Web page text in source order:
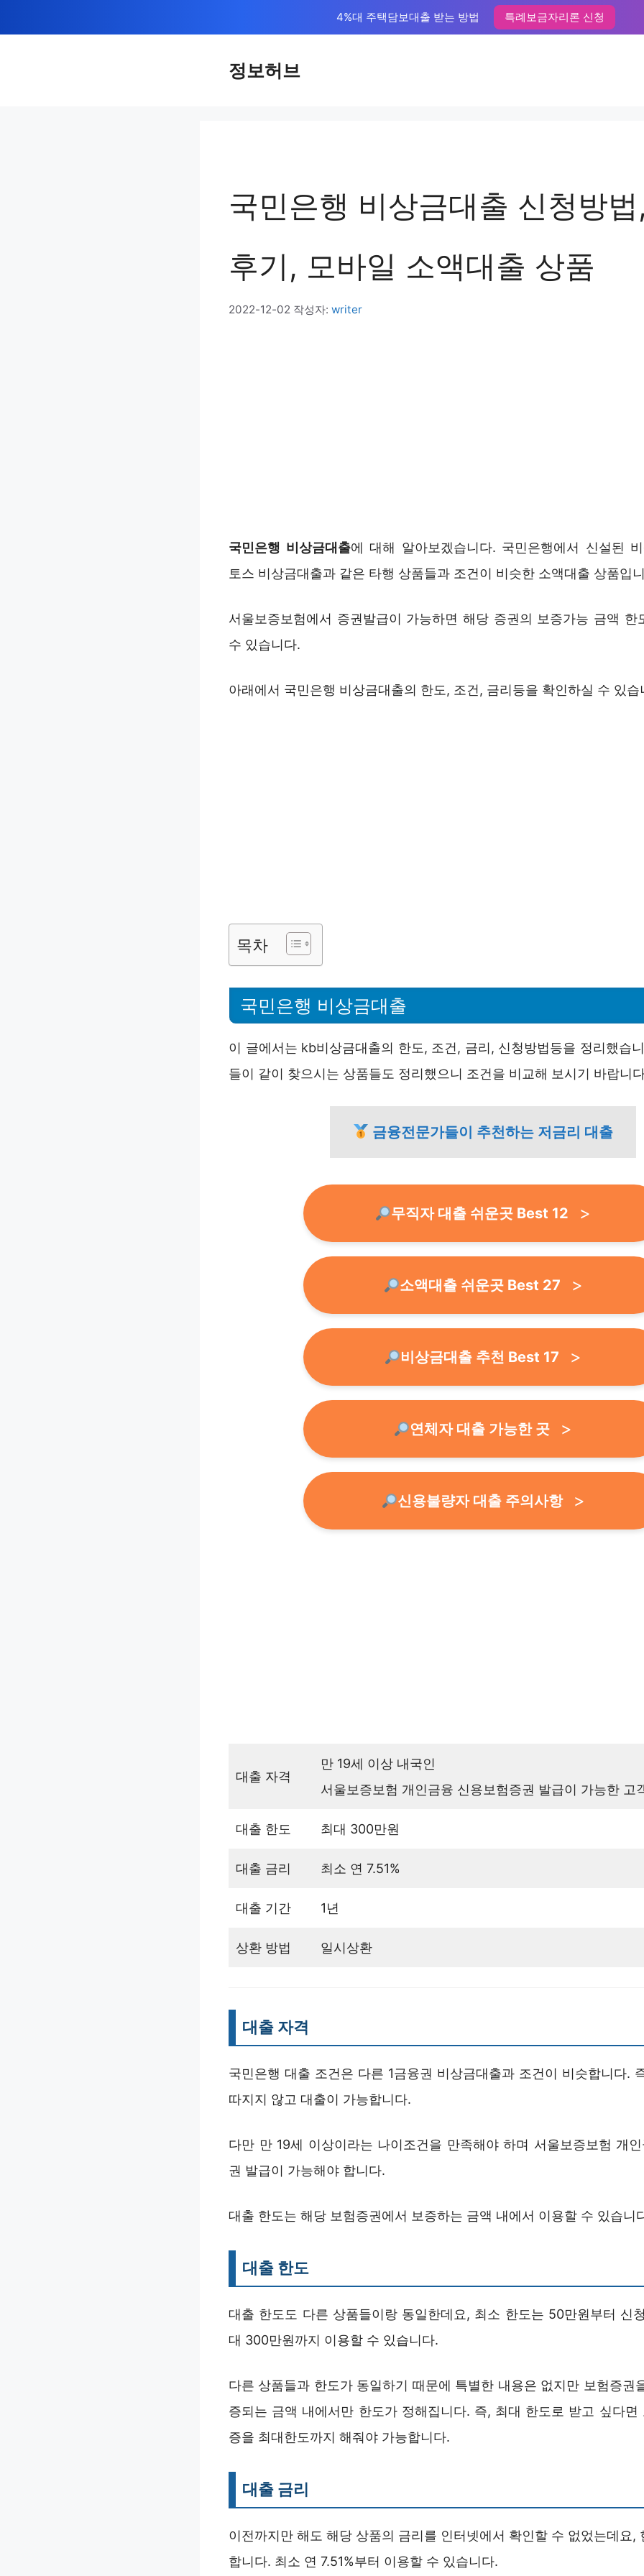
텐
4%대 주택담보대출 받는 방법 특례보금자리론 신청
정보허브
국민은행 비상금대출 신청방
후기, 모바일 소액대출 상품
2022-12-02 작성자: writer
국민은행 비상금대출에 대해 알아보겠습니다. 국민은행에서 신설된
토스 비상금대출과 같은 타행 상품들과 조건이 비슷한 소액대출 상품입
서울보증보험에서 증권발급이 가능하면 해당 증권의 보증가능 금액 한
수 있습니다.
아래에서 국민은행 비상금대출의 한도, 조건, 금리등을 확인하실 수 있습
목차
국민은행 비상금대출
이 글에서는 kb비상금대출의 한도, 조건, 금리, 신청방법등을 정리했습
들이 같이 찾으시는 상품들도 정리했으니 조건을 비교해 보시기 바랍니
금융전문가들이 추천하는 저금리 대출
무직자 대출 쉬운곳 Best 12
소액대출 쉬운곳 Best 27
비상금대출 추천 Best 17
연체자 대출 가능한 곳
신용불량자 대출 주의사항
대출 자격
만 19세 이상 내국인
서울보증보험 개인금융 신용보험증권 발급이 가능한 고
대출 한도 최대 300만원
대출 금리 최소 연 7.51%
대출 기간 1년
상환 방법 일시상환
대출 자격
국민은행 대출 조건은 다른 1금융권 비상금대출과 조건이 비슷합니다.
따지지 않고 대출이 가능합니다.
다만 만 19세 이상이라는 나이조건을 만족해야 하며 서울보증보험 개
권 발급이 가능해야 합니다.
대출 한도는 해당 보험증권에서 보증하는 금액 내에서 이용할 수 있습니
대출 한도
대출 한도도 다른 상품들이랑 동일한데요, 최소 한도는 50만원부터 신
대 300만원까지 이용할 수 있습니다.
다른 상품들과 한도가 동일하기 때문에 특별한 내용은 없지만 보험증권
증되는 금액 내에서만 한도가 정해집니다. 즉, 최대 한도로 받고 싶다면
증을 최대한도까지 해줘야 가능합니다.
대출 금리
이전까지만 해도 해당 상품의 금리를 인터넷에서 확인할 수 없었는데요,
합니다. 최소 연 7.51%부터 이용할 수 있습니다.